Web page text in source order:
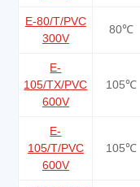
E-80/T/PVC
300V
80℃
E-
105/TX/PVC
600V
105℃
E-
105/T/PVC
600V
105℃